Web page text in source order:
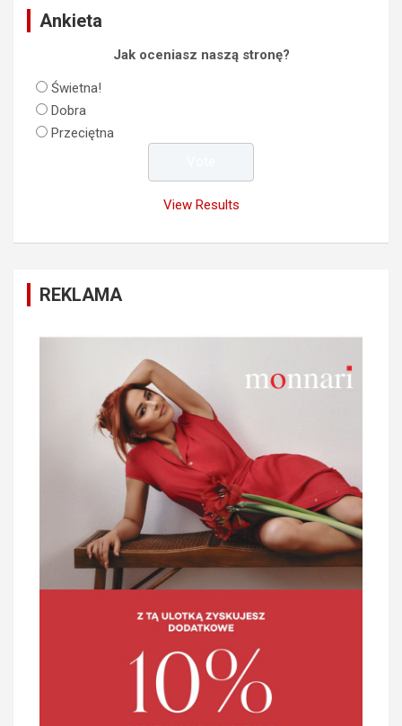
Ankieta
Jak oceniasz naszą stronę?
Świetna!
Dobra
Przeciętna
View Results
REKLAMA